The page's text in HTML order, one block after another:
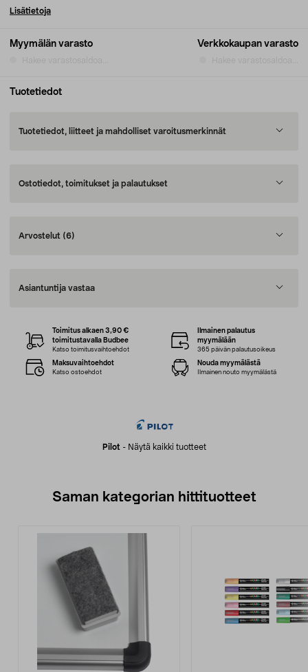
Myymälän varasto Verkkokaupan varasto
Lisätietoja
Tuotetiedot
Tuotetiedot, liitteet ja mahdolliset varoitusmerkinnät
Ostotiedot, toimitukset ja palautukset
Arvostelut (6)
Asiantuntija vastaa
Pilot - Näytä kaikki tuotteet
Toimitus alkaen 3,90 €
toimitustavalla Budbee
Katso toimitusvaihtoehdot
Ilmainen palautus
myymälään
365 päivän palautusoikeus
Maksuvaihtoehdot
Katso ostoehdot
Nouda myymälästä
Ilmainen nouto myymälästä
Saman kategorian hittituotteet